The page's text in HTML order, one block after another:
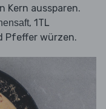
Kern aussparen.
, 1TL
Pfeffer würzen.